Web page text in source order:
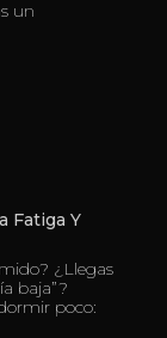
un
Fatiga Y
¿Llegas
baja”?
poco: